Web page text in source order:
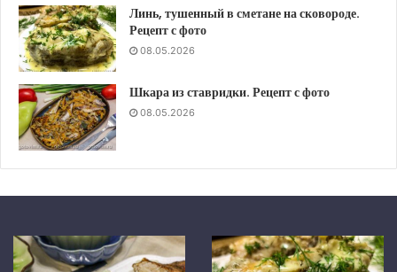
Линь, тушенный в сметане на сковороде.
Рецепт с фото
08.05.2026
Шкара из ставридки. Рецепт с фото
08.05.2026
Шкара
из
Скумбрия
в